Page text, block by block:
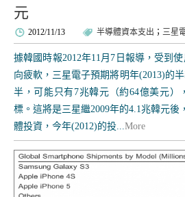
元
2012/11/13 半導體資本支出 ； 三星
據韓國時報2012年11月7日報導，受到
向疲軟，三星電子預期將明年(2013)的
半，可能只有7兆韓元（約64億美元）
標。這將是三星繼2009年的4.1兆韓元後
體投資，今年(2012)的投...More